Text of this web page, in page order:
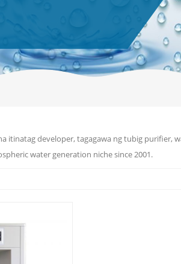
itinatag developer, tagagawa ng tubig purifier,
water generation niche since 2001.